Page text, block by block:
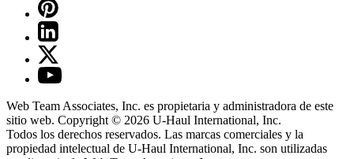
Web Team Associates, Inc. es propietaria y administradora de este
sitio web. Copyright © 2026 U-Haul International, Inc.
Todos los derechos reservados. Las marcas comerciales y la
propiedad intelectual de U-Haul International, Inc. son utilizadas